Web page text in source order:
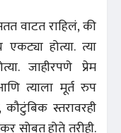
वाटत राहिलं, की
होत्या. त्या
जाहीरपणे प्रेम
त्याला मूर्त रुप
स्तरावरही
सोबत होते तरीही.